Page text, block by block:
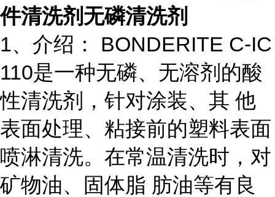
件清洗剂无磷清洗剂
1、介绍： BONDERITE C-IC
110是一种无磷、无溶剂的酸
性清洗剂，针对涂装、其 他
表面处理、粘接前的塑料表面
喷淋清洗。在常温清洗时，对
矿物油、固体脂 肪油等有良